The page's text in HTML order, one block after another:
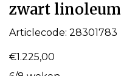
zwart linoleum
Articlecode: 28301783
€1.225,00